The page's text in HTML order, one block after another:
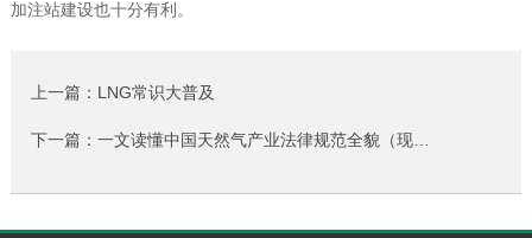
加注站建设也十分有利。
上一篇：LNG常识大普及
下一篇：一文读懂中国天然气产业法律规范全貌（现…